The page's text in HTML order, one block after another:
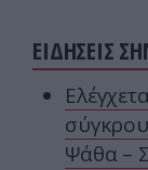
ΕΙΔΗΣΕΙΣ
Ψάθα –